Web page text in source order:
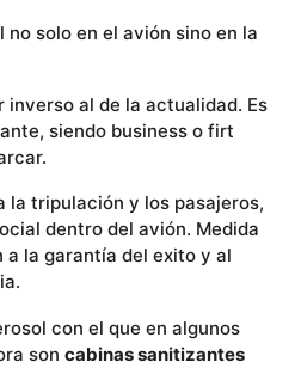
no solo en el avión sino en la
inverso al de la actualidad. Es
siendo business o firt
la tripulación y los pasajeros,
dentro del avión. Medida
la garantía del exito y al
con el que en algunos
son cabinas sanitizantes